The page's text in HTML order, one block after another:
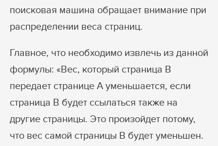
поисковая машина обращает внимание при
распределении веса страниц.
Главное, что необходимо извлечь из данной
формулы: «Вес, который страница B
передает странице А уменьшается, если
страница B будет ссылаться также на
другие страницы. Это произойдет потому,
что вес самой страницы B будет уменьшен.